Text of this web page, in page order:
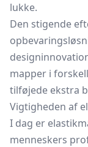
lukke.
Den stigende
mapper i
tilføjede ekstra
Vigtigheden af
I dag er
menneskers